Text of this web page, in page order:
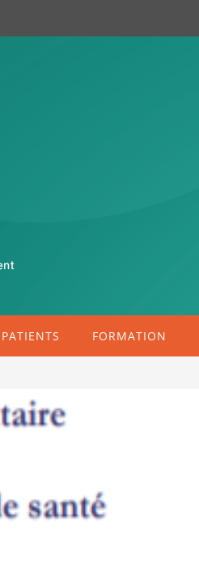
FORMATION
SOCIALE DES